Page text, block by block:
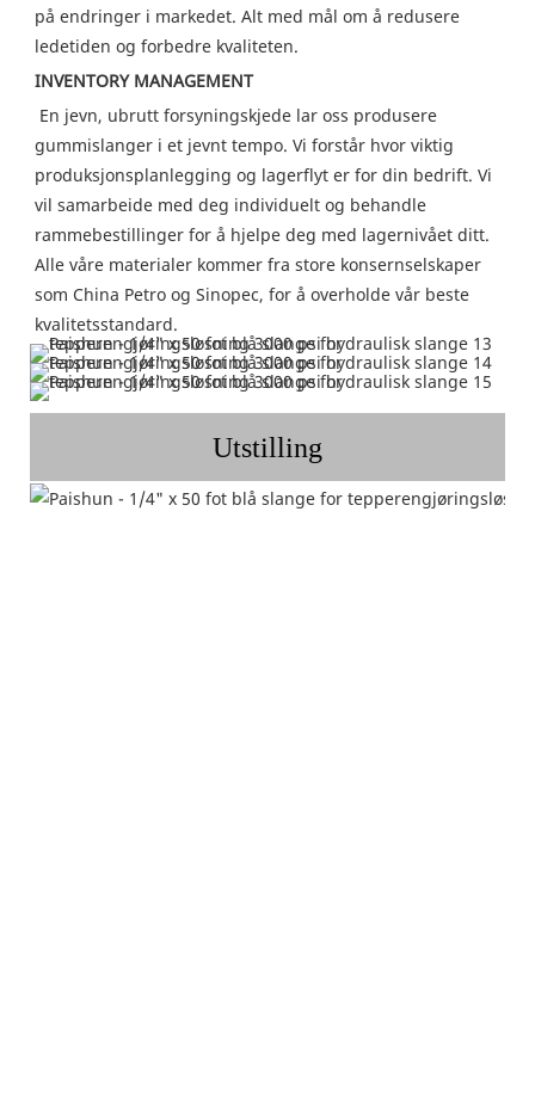
på endringer i markedet. Alt med mål om å redusere
ledetiden og forbedre kvaliteten.
INVENTORY MANAGEMENT
En jevn, ubrutt forsyningskjede lar oss produsere
gummislanger i et jevnt tempo. Vi forstår hvor viktig
produksjonsplanlegging og lagerflyt er for din bedrift. Vi
vil samarbeide med deg individuelt og behandle
rammebestillinger for å hjelpe deg med lagernivået ditt.
Alle våre materialer kommer fra store konsernselskaper
som China Petro og Sinopec, for å overholde vår beste
kvalitetsstandard.
Utstilling